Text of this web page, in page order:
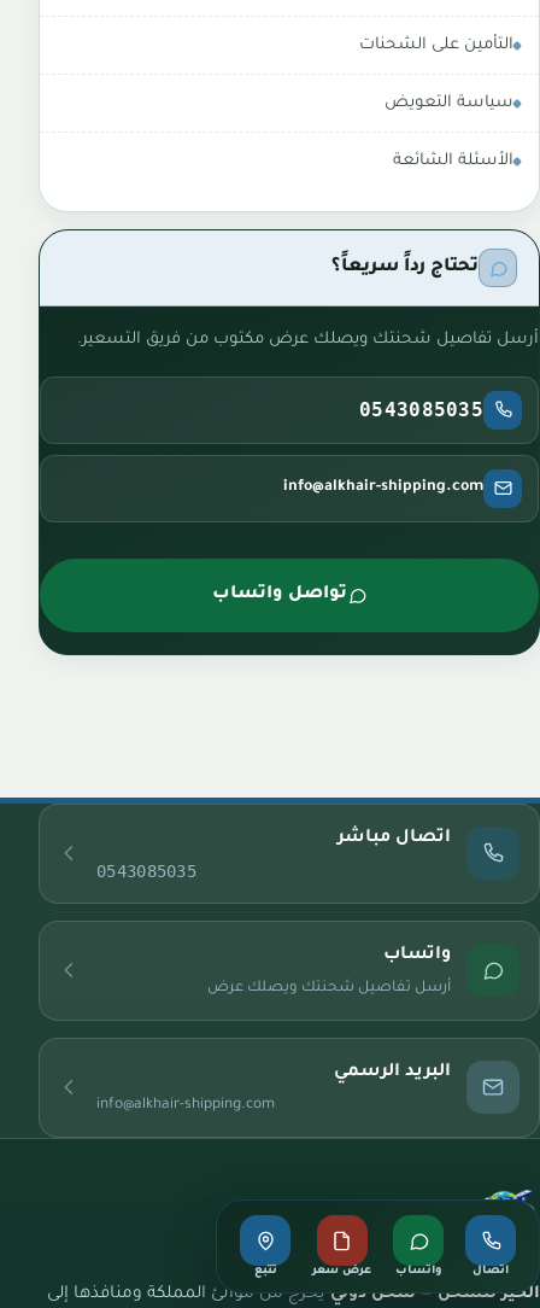
التأمين على الشحنات
سياسة التعويض
الأسئلة الشائعة
تحتاج رداً سريعاً؟
أرسل تفاصيل شحنتك ويصلك عرض مكتوب من فريق التسعير.
0543085035
info@alkhair-shipping.com
تواصل واتساب
اتصال مباشر
0543085035
واتساب
أرسل تفاصيل شحنتك ويصلك عرض
البريد الرسمي
info@alkhair-shipping.com
الخير للشحن—شحن دولييخرج من موانئ المملكة ومنافذها إلى
اتصال واتساب عرض سعر تتبع